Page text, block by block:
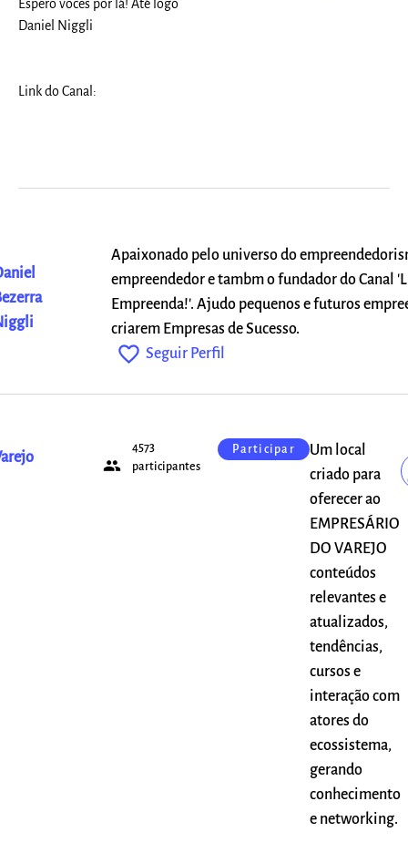
Espero vocês por lá! Até logo
Daniel Niggli
Link do Canal:
Apaixonado pelo universo do
empreendedor e tambm o fundador do Canal
Empreenda!'. Ajudo pequenos e futuros
criarem Empresas de Sucesso.
favorite_outline Seguir Perfil
people
4573
participantes
Participar
Um local
criado para
oferecer ao
EMPRESÁRIO
DO VAREJO
conteúdos
relevantes e
atualizados,
tendências,
cursos e
interação com
atores do
ecossistema,
gerando
conhecimento
e networking.